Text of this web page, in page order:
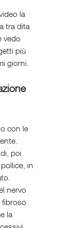
la
tra dita
vedo
più
giorni.
con le
poi
in
nervo
fibroso
la